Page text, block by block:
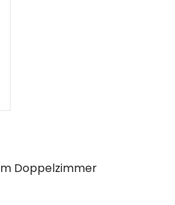
Doppelzimmer